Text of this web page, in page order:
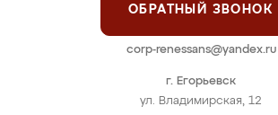
г. Егорьевск
ул. Владимирская, 12
ОБРАТНЫЙ ЗВОНОК
corp-renessans@yandex.ru